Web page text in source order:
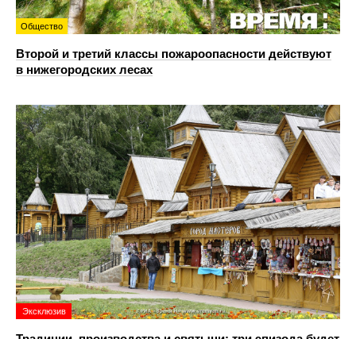
Общество
Второй и третий классы пожароопасности действуют
в нижегородских лесах
Эксклюзив